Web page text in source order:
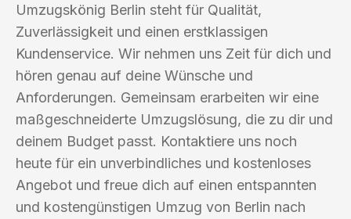
Umzugskönig Berlin steht für Qualität,
Zuverlässigkeit und einen erstklassigen
Kundenservice. Wir nehmen uns Zeit für dich und
hören genau auf deine Wünsche und
Anforderungen. Gemeinsam erarbeiten wir eine
maßgeschneiderte Umzugslösung, die zu dir und
deinem Budget passt. Kontaktiere uns noch
heute für ein unverbindliches und kostenloses
Angebot und freue dich auf einen entspannten
und kostengünstigen Umzug von Berlin nach